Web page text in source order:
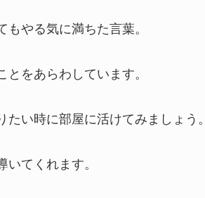
やる気に満ちた言葉。
をあらわしています。
い時に部屋に活けてみましょう。
てくれます。